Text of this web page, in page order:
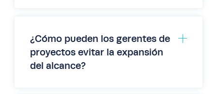
¿Cómo pueden los gerentes de
proyectos evitar la expansión
del alcance?